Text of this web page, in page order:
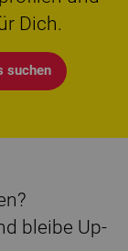
Dich.
suchen
bleibe Up-